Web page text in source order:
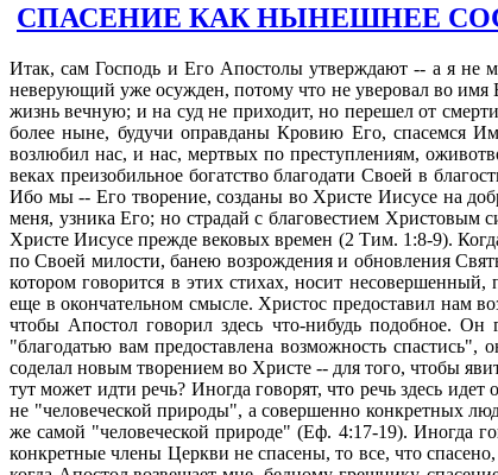
СПАСЕНИЕ КАК НЫНЕШНЕЕ
Итак, сам Господь и Его Апостолы утверждают -- а я не могу не верить их свидетельству, -- что во Христе Иисусе мы уже оправданы перед судом Божиим: Верующий в Него не судится, а неверующий уже осужден, потому что не уверовал во имя Единородного Сына Божия (Ин 3:18). Истинно, истинно говорю вам: слушающий слово Мое и верующий в Пославшего Меня имеет жизнь вечную; и на суд не приходит, но перешел от смерти в жизнь (Ин. 5:24). Итак, оправдавшись верою, мы имеем мир с Богом через Господа нашего Иисуса Христа (Рим. 5:1). Посему тем более ныне, будучи оправданы Кровию Его, спасемся Им от гнева (Рим. 5:9). См. также Рим. 8:30, 33; 1 Кор 6: 11. Спасены: Бог, богатый милостью, по Своей великой любви, которою возлюбил нас, и нас, мертвых по преступлениям, оживотворил со Христом, -- благодатью вы спасены -- и воскресил с Ним, и посадил на небесах во Христе Иисусе, дабы явить в грядущих веках преизобильное богатство благодати Своей в благости к нам во Христе Иисусе. Ибо благодатью вы спасены через веру, и сие не от вас, Божий дар; не от дел, чтобы никто не хвалился. Ибо мы -- Его творение, созданы во Христе Иисусе на добрые дела, которые Бог предназначил нам исполнять (Еф. 2:4-10). Итак не стыдись свидетельства Господа нашего Иисуса Христа, ни меня, узника Его; но страдай с благовестием Христовым силою Бога, спасшего нас и призвавшего званием святым, не по делам нашим, но по Своему изволению и благодати, данной нам во Христе Иисусе прежде вековых времен (2 Тим. 1:8-9). Когда же явилась благодать и человеколюбие Спасителя нашего, Бога, Он спас нас не по делам праведности, которые бы мы сотворили, а по Своей милости, банею возрождения и обновления Святым Духом, Которого излил на нас обильно через Иисуса Христа, Спасителя нашего (Тит. 3:4-6). Существует мнение, что спасение, о котором говорится в этих стихах, носит несовершенный, промежуточный и предварительный характер. Мы, дескать, спасены от прежней беспутной жизни, от заблуждений, но не спасены еще в окончательном смысле. Христос предоставил нам возможность спастись, но эту возможность каждый христианин должен еще осуществить своим личным подвигом. Однако я не вижу, чтобы Апостол говорил здесь что-нибудь подобное. Он говорит: "благодатью вы спасены", "Он спас нас". Если бы Апостол (или, лучше, Святой Дух устами Апостола) хотел сказать "благодатью вам предоставлена возможность спастись", он именно это и сказал бы. Вместо этого Апостол говорит, что Бог во Христе нас оживотворил, воскресил, посадил на небесах, и соделал новым творением во Христе -- для того, чтобы явить в грядущих веках преизобильное богатство благодати Своей. Какое еще спасение тут нужно? О каком "промежуточном" спасении тут может идти речь? Иногда говорят, что речь здесь идет о спасении "человеческой природы". Мы уже немного говорили об этом раньше. Во всех приведенных текстах речь идет о спасении не "человеческой природы", а совершенно конкретных людей -- верующих во Христа. Те, кто пребывает в неверии и противлении, совершенно